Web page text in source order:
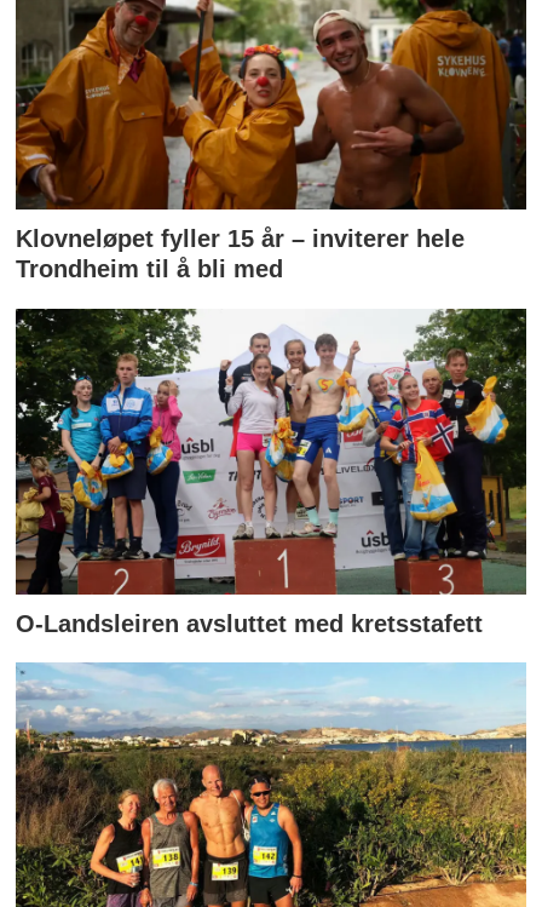
Klovneløpet fyller 15 år – inviterer hele
Trondheim til å bli med
O-Landsleiren avsluttet med kretsstafett